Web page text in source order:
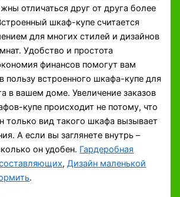
отличаться друг от друга более
шкаф-купе считается
для многих стилей и дизайнов
Удобство и простота
финансов помогут вам
пользу встроенного шкафа-купе для
в вашем доме. Увеличение заказов
купе происходит не потому, что
только вид такого шкафа вызывает
А если вы заглянете внутрь –
он удобен. Гардеробная
,Дизайн маленькой
.